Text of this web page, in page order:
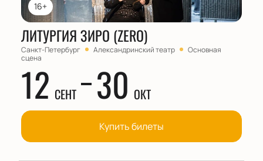
16+
ЛИТУРГИЯ ЗИРО (ZERO)
Санкт-Петербург Александринский театр
Основная
сцена
12 СЕНТ 30 ОКТ
Купить билеты